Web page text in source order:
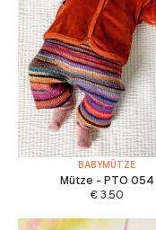
BABYMÜTZE
Mütze - PTO 054
€3.50